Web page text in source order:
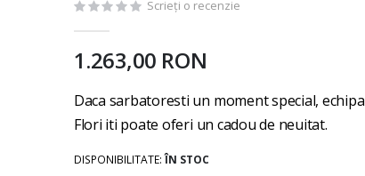
the
beginning
images
Scrieți o recenzie
1.263,00 RON
Daca sarbatoresti un moment special,
Flori iti poate oferi un cadou de neuitat.
DISPONIBILITATE: ÎN STOC